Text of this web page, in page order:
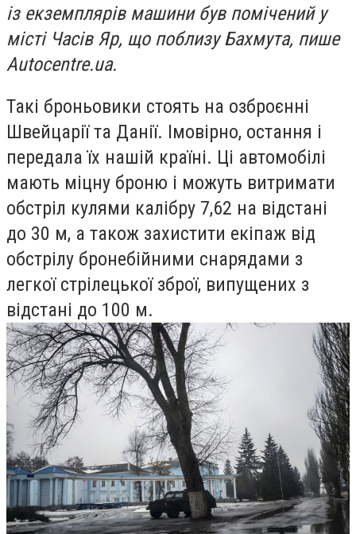
із екземплярів машини був помічений у
місті Часів Яр, що поблизу Бахмута, пише
Autocentre.ua.
Такі броньовики стоять на озброєнні
Швейцарії та Данії. Імовірно, остання і
передала їх нашій країні. Ці автомобілі
мають міцну броню і можуть витримати
обстріл кулями калібру 7,62 на відстані
до 30 м, а також захистити екіпаж від
обстрілу бронебійними снарядами з
легкої стрілецької зброї, випущених з
відстані до 100 м.